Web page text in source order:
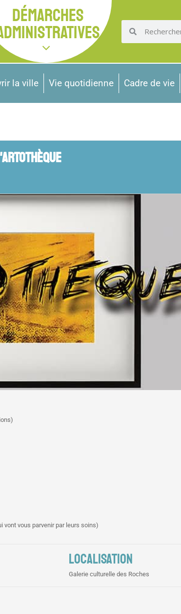
DÉMARCHES
la ville Vie quotidienne Cadre de vie
vous parvenir par leurs soins)
LOCALISATION
Galerie culturelle des Roches